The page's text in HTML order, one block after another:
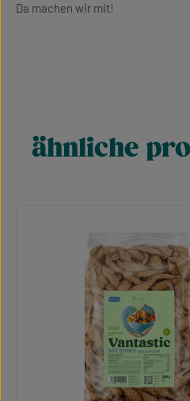
Da machen wir mit!
ähnliche